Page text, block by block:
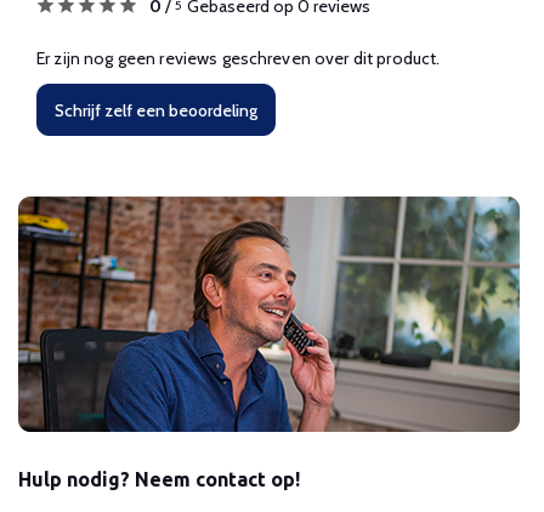
0 / 5 Gebaseerd op 0 reviews
Er zijn nog geen reviews geschreven over dit product.
Schrijf zelf een beoordeling
Hulp nodig? Neem contact op!